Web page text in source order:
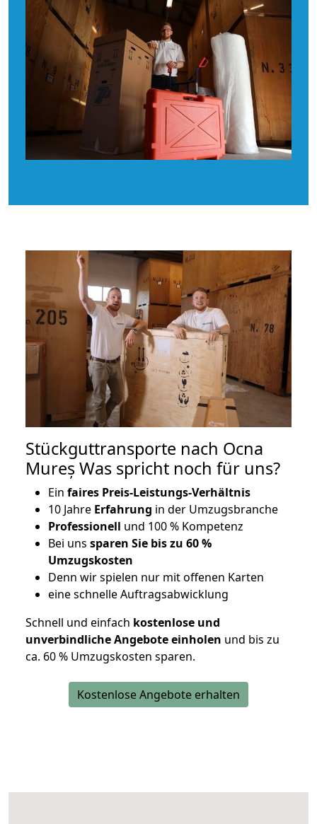
Stückguttransporte nach Ocna
Mureș Was spricht noch für uns?
Ein faires Preis-Leistungs-Verhältnis
10 Jahre Erfahrung in der Umzugsbranche
Professionell und 100 % Kompetenz
Bei uns sparen Sie bis zu 60 %
Umzugskosten
Denn wir spielen nur mit offenen Karten
eine schnelle Auftragsabwicklung
Schnell und einfach kostenlose und
unverbindliche Angebote einholen und bis zu
ca. 60 % Umzugskosten sparen.
Kostenlose Angebote erhalten